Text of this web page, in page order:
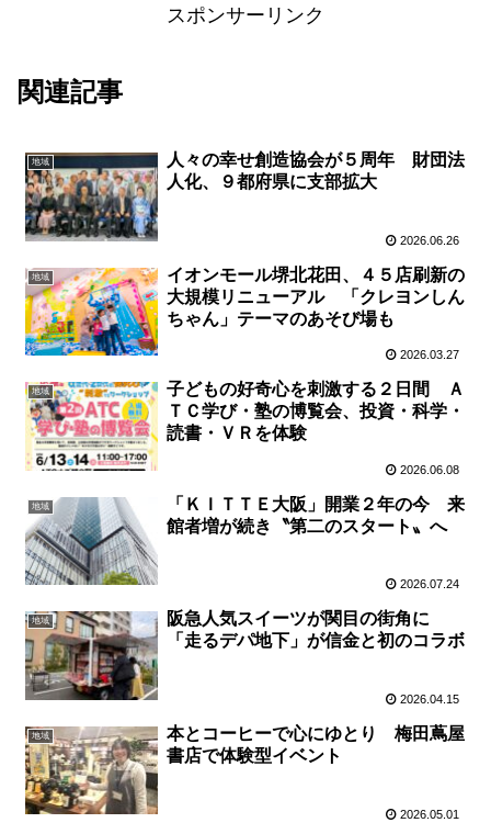
スポンサーリンク
関連記事
地域
人々の幸せ創造協会が５周年 財団法
人化、９都府県に支部拡大
2026.06.26
地域
イオンモール堺北花田、４５店刷新の
大規模リニューアル 「クレヨンしん
ちゃん」テーマのあそび場も
2026.03.27
地域
子どもの好奇心を刺激する２日間 Ａ
ＴＣ学び・塾の博覧会、投資・科学・
読書・ＶＲを体験
2026.06.08
地域
「ＫＩＴＴＥ大阪」開業２年の今 来
館者増が続き〝第二のスタート〟へ
2026.07.24
地域
阪急人気スイーツが関目の街角に
「走るデパ地下」が信金と初のコラボ
2026.04.15
地域
本とコーヒーで心にゆとり 梅田蔦屋
書店で体験型イベント
2026.05.01